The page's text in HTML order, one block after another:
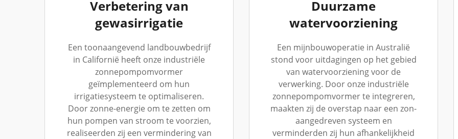
Verbetering van
gewasirrigatie
Een toonaangevend landbouwbedrijf
in Californië heeft onze industriële
zonnepompomvormer
geïmplementeerd om hun
irrigatiesysteem te optimaliseren.
Door zonne-energie om te zetten om
hun pompen van stroom te voorzien,
realiseerden zij een vermindering van
Duurzame
watervoorziening
Een mijnbouwoperatie in Australië
stond voor uitdagingen op het gebied
van watervoorziening voor de
verwerking. Door onze industriële
zonnepompomvormer te integreren,
maakten zij de overstap naar een zon-
aangedreven systeem en
verminderden zij hun afhankelijkheid